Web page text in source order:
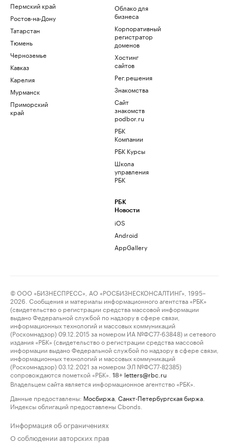
Пермский край
Ростов-на-Дону
Татарстан
Тюмень
Черноземье
Кавказ
Карелия
Мурманск
Приморский
край
Облако для
бизнеса
Корпоративный
регистратор
доменов
Хостинг
сайтов
Рег.решения
Знакомства
Сайт
знакомств
podbor.ru
РБК
Компании
РБК Курсы
Школа
управления
РБК
РБК
Новости
iOS
Android
AppGallery
© ООО «БИЗНЕСПРЕСС», АО «РОСБИЗНЕСКОНСАЛТИНГ», 1995–
2026. Сообщения и материалы информационного агентства «РБК»
(свидетельство о регистрации средства массовой информации
выдано Федеральной службой по надзору в сфере связи,
информационных технологий и массовых коммуникаций
(Роскомнадзор) 09.12.2015 за номером ИА №ФС77-63848) и сетевого
издания «РБК» (свидетельство о регистрации средства массовой
информации выдано Федеральной службой по надзору в сфере связи,
информационных технологий и массовых коммуникаций
(Роскомнадзор) 03.12.2021 за номером ЭЛ №ФС77-82385)
сопровождаются пометкой «РБК».
18+ letters@rbc.ru
Владельцем сайта является информационное агентство «РБК».
Данные предоставлены: Мосбиржа Санкт-Петербургская биржа
Индексы облигаций предоставлены Cbonds.
Информация об ограничениях
О соблюдении авторских прав